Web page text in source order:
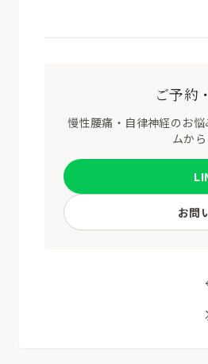
ご予約
慢性腰痛・自律神経のお
ムか
お問